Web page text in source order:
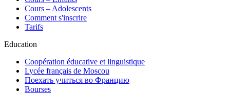
Cours – Adolescents
Comment s'inscrire
Tarifs
Education
Coopération éducative et linguistique
Lycée français de Moscou
Поехать учиться во Францию
Bourses